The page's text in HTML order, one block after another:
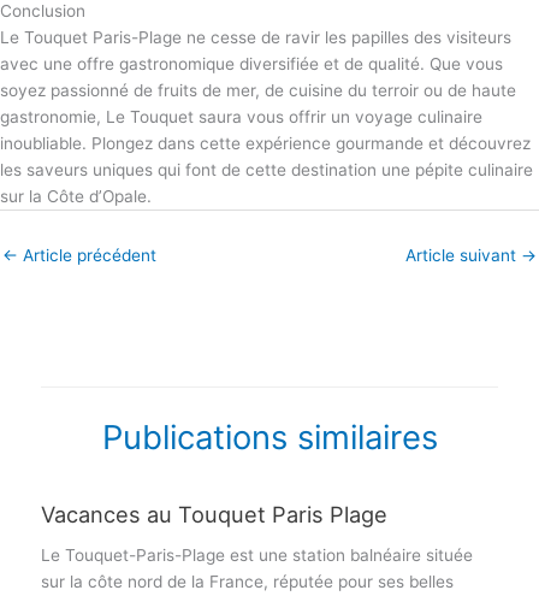
Conclusion
Le Touquet Paris-Plage ne cesse de ravir les papilles des visiteurs
avec une offre gastronomique diversifiée et de qualité. Que vous
soyez passionné de fruits de mer, de cuisine du terroir ou de haute
gastronomie, Le Touquet saura vous offrir un voyage culinaire
inoubliable. Plongez dans cette expérience gourmande et découvrez
les saveurs uniques qui font de cette destination une pépite culinaire
sur la Côte d’Opale.
← Article précédent Article suivant →
Publications similaires
Vacances au Touquet Paris Plage
Le Touquet-Paris-Plage est une station balnéaire située
sur la côte nord de la France, réputée pour ses belles